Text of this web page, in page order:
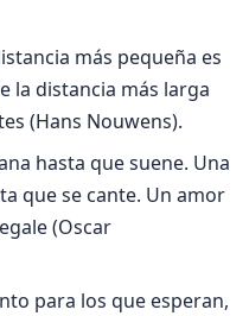
más pequeña es
la distancia más larga
(Hans Nouwens).
hasta que suene. Una
que se cante. Un amor
(Oscar
para los que esperan,